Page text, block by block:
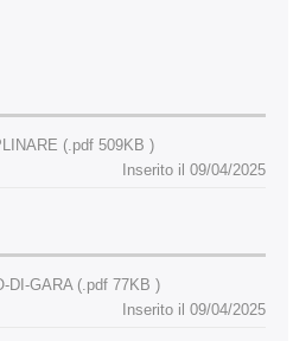
(.pdf 509KB )
Inserito il 09/04/2025
DI-GARA (.pdf 77KB )
Inserito il 09/04/2025